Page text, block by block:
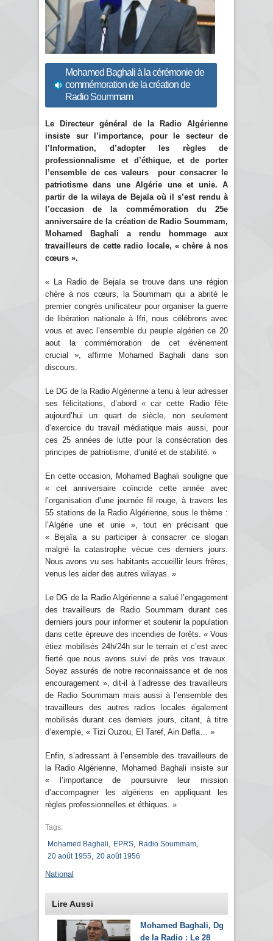
Mohamed Baghali à la cérémonie de
commémoration de la création de
Radio Soummam
Le Directeur général de la Radio Algérienne
insiste sur l’importance, pour le secteur de
l’Information, d’adopter les règles de
professionnalisme et d’éthique, et de porter
l’ensemble de ces valeurs pour consacrer le
patriotisme dans une Algérie une et unie. A
partir de la wilaya de Bejaïa où il s’est rendu à
l’occasion de la commémoration du 25e
anniversaire de la création de Radio Soummam,
Mohamed Baghali a rendu hommage aux
travailleurs de cette radio locale, « chère à nos
cœurs ».
« La Radio de Bejaïa se trouve dans une région
chère à nos cœurs, la Soummam qui a abrité le
premier congrès unificateur pour organiser la guerre
de libération nationale à Ifri, nous célébrons avec
vous et avec l’ensemble du peuple algérien ce 20
aout la commémoration de cet évènement
crucial », affirme Mohamed Baghali dans son
discours.
Le DG de la Radio Algérienne a tenu à leur adresser
ses félicitations, d’abord « car cette Radio fête
aujourd’hui un quart de siècle, non seulement
d’exercice du travail médiatique mais aussi, pour
ces 25 années de lutte pour la consécration des
principes de patriotisme, d’unité et de stabilité. »
En cette occasion, Mohamed Baghali souligne que
« cet anniversaire coïncide cette année avec
l’organisation d’une journée fil rouge, à travers les
55 stations de la Radio Algérienne, sous le thème :
l’Algérie une et unie », tout en précisant que
« Bejaïa a su participer à consacrer ce slogan
malgré la catastrophe vécue ces derniers jours.
Nous avons vu ses habitants accueillir leurs frères,
venus les aider des autres wilayas. »
Le DG de la Radio Algérienne a salué l’engagement
des travailleurs de Radio Soummam durant ces
derniers jours pour informer et soutenir la population
dans cette épreuve des incendies de forêts. « Vous
étiez mobilisés 24h/24h sur le terrain et c’est avec
fierté que nous avons suivi de près vos travaux.
Soyez assurés de notre reconnaissance et de nos
encouragement », dit-il à l’adresse des travailleurs
de Radio Soummam mais aussi à l’ensemble des
travailleurs des autres radios locales également
mobilisés durant ces derniers jours, citant, à titre
d’exemple, « Tizi Ouzou, El Taref, Ain Defla… »
Enfin, s’adressant à l’ensemble des travailleurs de
la Radio Algérienne, Mohamed Baghali insiste sur
« l’importance de poursuivre leur mission
d’accompagner les algériens en appliquant les
règles professionnelles et éthiques. »
Tags:
Mohamed Baghali
EPRS Radio Soummam
20 août 1955 20 août 1956
National
Lire Aussi
Mohamed Baghali, Dg
de la Radio : Le 28